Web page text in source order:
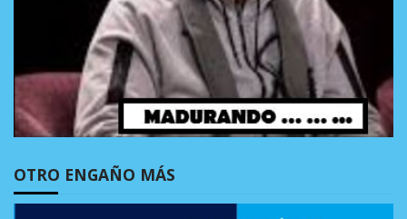
OTRO ENGAÑO MÁS